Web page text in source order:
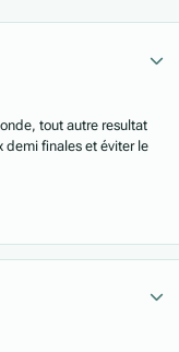
tout autre resultat
demi finales et éviter le